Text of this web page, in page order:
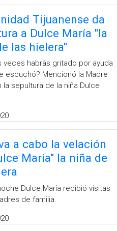
Tijuanense da
a Dulce María ''la
las hielera''
veces habrás gritado por ayuda
escuchó? Mencionó la Madre
la sepultura de la niña Dulce
a cabo la velación
María'' la niña de
Dulce María recibió visitas
de familia.